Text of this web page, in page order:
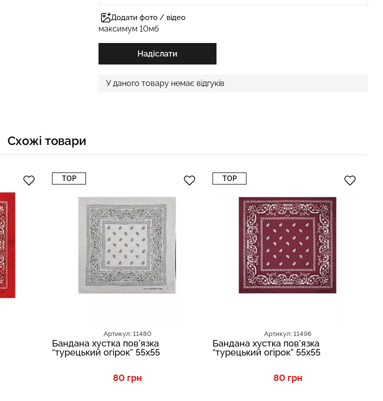
Додати фото / відео
максимум 10мб
Надіслати
У даного товару немає відгуків
Схожі товари
TOP
Артикул: 11480
Бандана хустка пов’язка
“турецький огірок” 55х55
80 грн
TOP
Артикул: 11496
Бандана хустка пов’язка
“турецький огірок” 55х55
80 грн